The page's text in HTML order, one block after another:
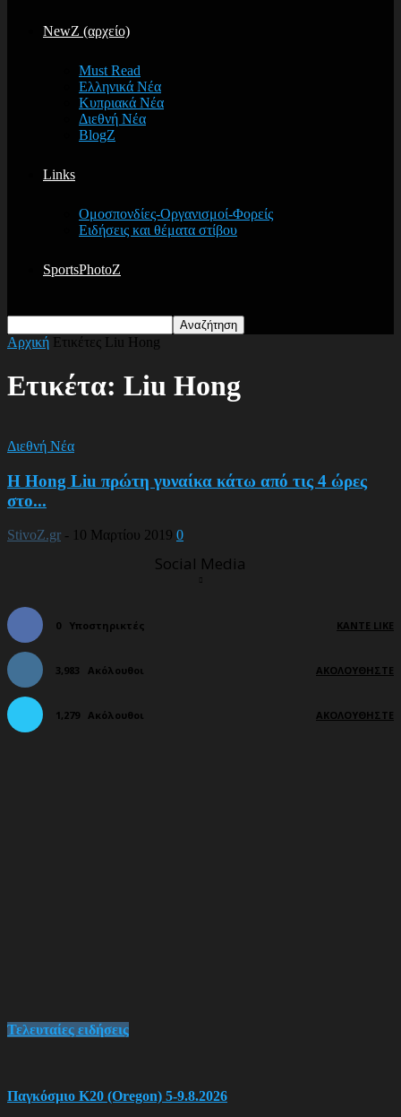
NewZ (αρχείο)
Must Read
Ελληνικά Νέα
Κυπριακά Νέα
Διεθνή Νέα
BlogZ
Links
Ομοσπονδίες-Οργανισμοί-Φορείς
Ειδήσεις και θέματα στίβου
SportsPhotoZ
Αρχική Ετικέτες Liu Hong
Ετικέτα: Liu Hong
Διεθνή Νέα
Η Hong Liu πρώτη γυναίκα κάτω από τις 4 ώρες
στο...
StivoZ.gr - 10 Μαρτίου 2019 0
Social Media
0 Υποστηρικτές ΚΆΝΤΕ LIKE
3,983 Ακόλουθοι ΑΚΟΛΟΥΘΉΣΤΕ
1,279 Ακόλουθοι ΑΚΟΛΟΥΘΉΣΤΕ
Τελευταίες ειδήσεις
Παγκόσμιο Κ20 (Oregon) 5-9.8.2026